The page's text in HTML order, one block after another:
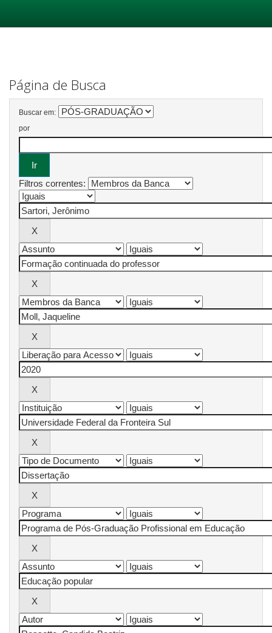
Página de Busca
Buscar em:
por
Filtros correntes: